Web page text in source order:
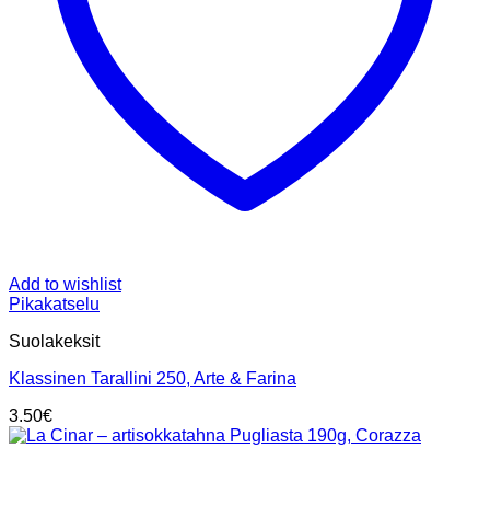
Add to wishlist
Pikakatselu
Suolakeksit
Klassinen Tarallini 250, Arte & Farina
3.50€